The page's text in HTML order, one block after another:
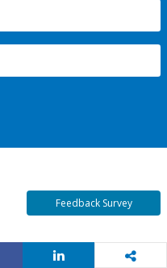
Feedback Survey